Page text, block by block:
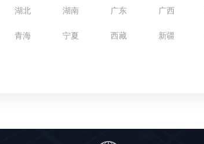
湖北 湖南 广东 广西
青海 宁夏 西藏 新疆